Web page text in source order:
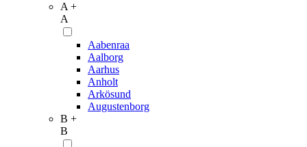
A +
A
Aabenraa
Aalborg
Aarhus
Anholt
Arkösund
Augustenborg
B +
B